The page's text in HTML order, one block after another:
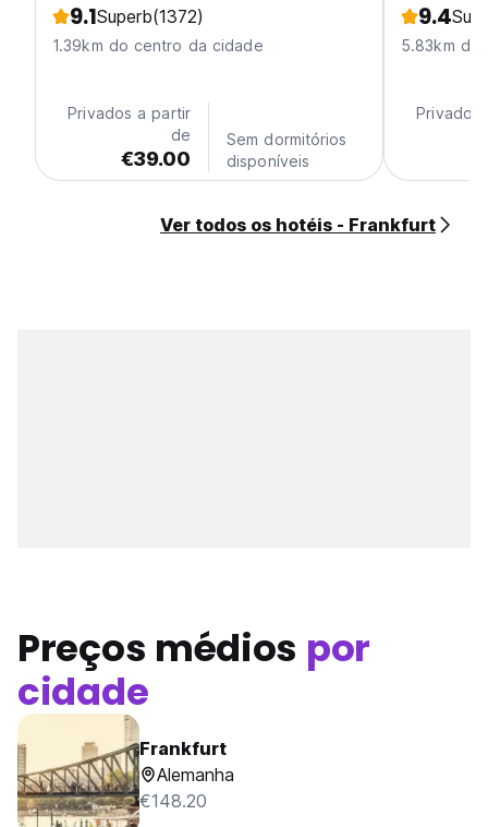
9.1Superb(1372)
1.39km do centro da cidade
Privados a partir
de
€39.00
Sem dormitórios
disponíveis
9.4
5.83km do
Privados
Ver todos os hotéis - Frankfurt
Preços médios por
cidade
Frankfurt
Alemanha
€148.20